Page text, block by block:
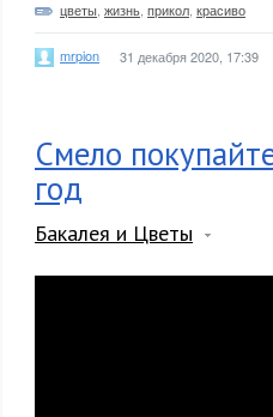
цветы жизнь прикол красиво
mrpion 31 декабря 2020, 17:39
Смело
год
Бакалея и Цветы